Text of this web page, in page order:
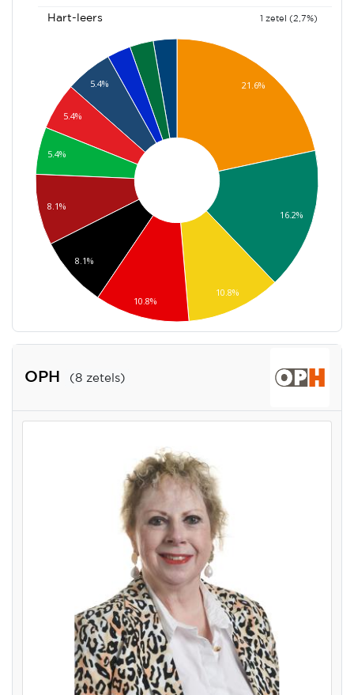
Hart-leers 1 zetel (2,7%)
21.6%
16.2%
10.8%
5.4%
5.4%
5.4%
8.1%
8.1%
10.8%
OPH (8 zetels)